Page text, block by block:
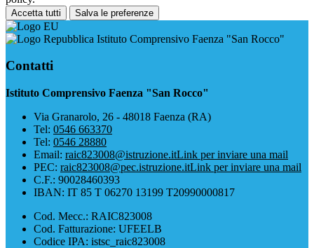
Accetta tutti Salva le preferenze
Istituto Comprensivo Faenza "San Rocco"
Contatti
Istituto Comprensivo Faenza "San Rocco"
Via Granarolo, 26 - 48018 Faenza (RA)
Tel: 0546 663370
Tel: 0546 28880
Email: raic823008@istruzione.itLink per inviare una mail
PEC: raic823008@pec.istruzione.itLink per inviare una mail
C.F.: 90028460393
IBAN: IT 85 T 06270 13199 T20990000817
Cod. Mecc.: RAIC823008
Cod. Fatturazione: UFEELB
Codice IPA: istsc_raic823008